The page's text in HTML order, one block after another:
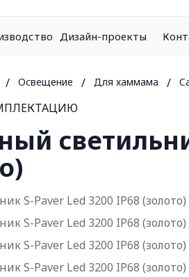
Дизайн-проекты
/ Освещение / Для хаммама /